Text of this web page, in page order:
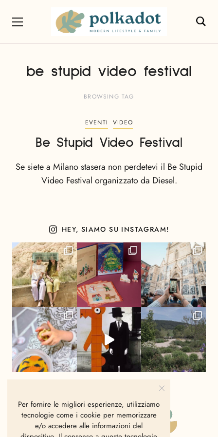
be stupid video festival
BROWSING TAG
EVENTI VIDEO
Be Stupid Video Festival
Se siete a Milano stasera non perdetevi il Be Stupid
Video Festival organizzato da Diesel.
HEY, SIAMO SU INSTAGRAM!
Per fornire le migliori esperienze, utilizziamo
tecnologie come i cookie per memorizzare
e/o accedere alle informazioni del